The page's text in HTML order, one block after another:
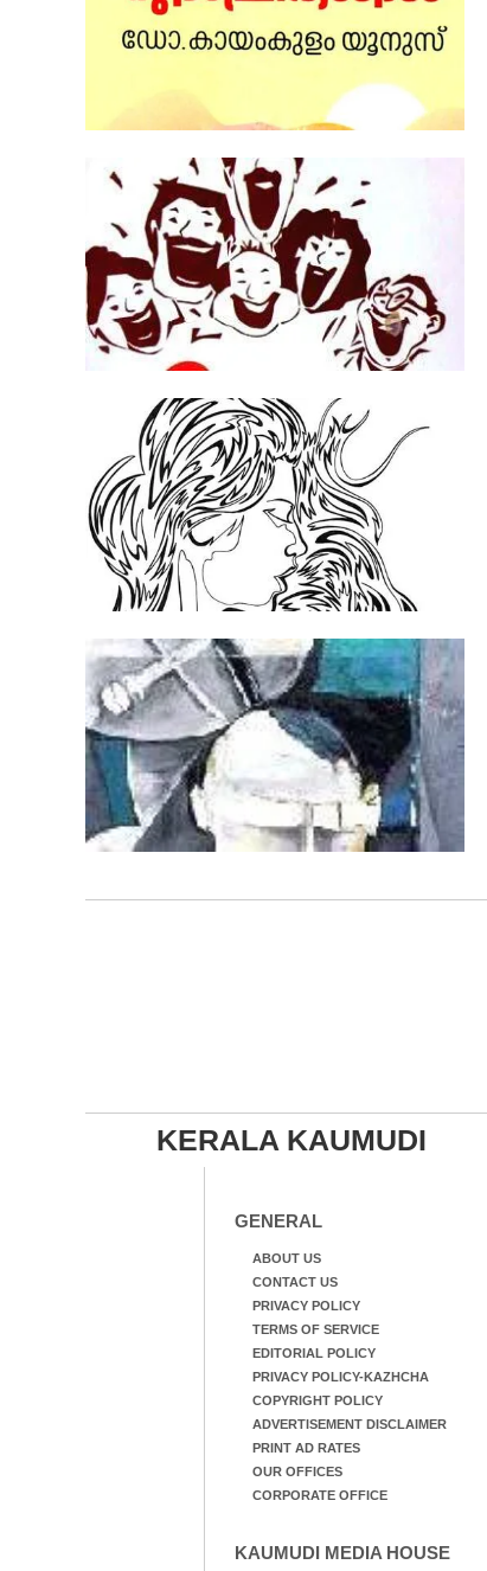
KERALA KAUMUDI
GENERAL
ABOUT US
CONTACT US
PRIVACY POLICY
TERMS OF SERVICE
EDITORIAL POLICY
PRIVACY POLICY-KAZHCHA
COPYRIGHT POLICY
ADVERTISEMENT DISCLAIMER
PRINT AD RATES
OUR OFFICES
CORPORATE OFFICE
KAUMUDI MEDIA HOUSE